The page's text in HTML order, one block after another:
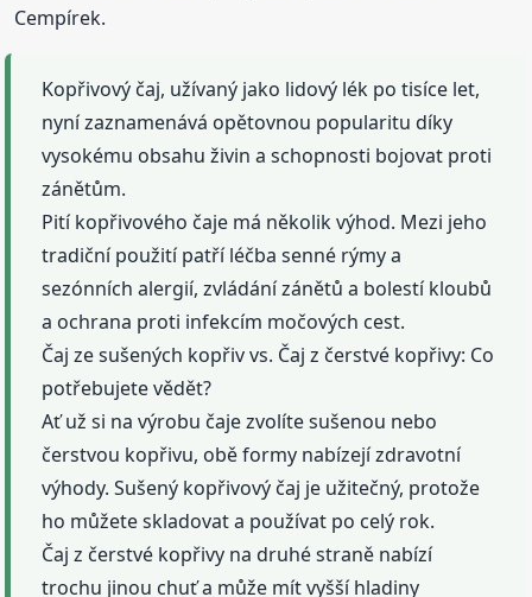
Cempírek.
Kopřivový čaj, užívaný jako lidový lék po tisíce let,
nyní zaznamenává opětovnou popularitu díky
vysokému obsahu živin a schopnosti bojovat proti
zánětům.
Pití kopřivového čaje má několik výhod. Mezi jeho
tradiční použití patří léčba senné rýmy a
sezónních alergií, zvládání zánětů a bolestí kloubů
a ochrana proti infekcím močových cest.
Čaj ze sušených kopřiv vs. Čaj z čerstvé kopřivy: Co
potřebujete vědět?
Ať už si na výrobu čaje zvolíte sušenou nebo
čerstvou kopřivu, obě formy nabízejí zdravotní
výhody. Sušený kopřivový čaj je užitečný, protože
ho můžete skladovat a používat po celý rok.
Čaj z čerstvé kopřivy na druhé straně nabízí
trochu jinou chuť a může mít vyšší hladiny